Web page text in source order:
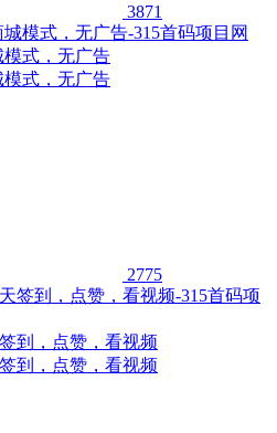
3871
式，无广告
式，无广告
2775
到，点赞，看视频
到，点赞，看视频